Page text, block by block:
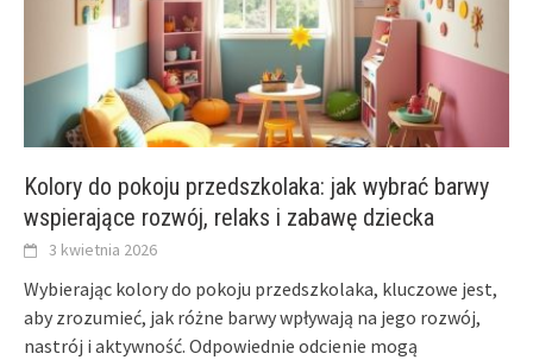
Kolory do pokoju przedszkolaka: jak wybrać barwy
wspierające rozwój, relaks i zabawę dziecka
3 kwietnia 2026
Wybierając kolory do pokoju przedszkolaka, kluczowe jest,
aby zrozumieć, jak różne barwy wpływają na jego rozwój,
nastrój i aktywność. Odpowiednie odcienie mogą